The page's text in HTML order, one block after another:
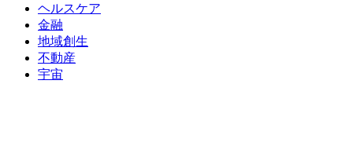
ヘルスケア
金融
地域創生
不動産
宇宙